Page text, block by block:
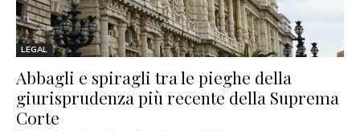
LEGAL
Abbagli e spiragli tra le pieghe della
giurisprudenza più recente della Suprema
Corte